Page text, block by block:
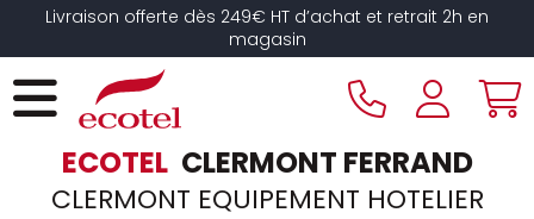
Livraison offerte dès 249€ HT d’achat et retrait 2h en
magasin
ECOTEL CLERMONT FERRAND
CLERMONT EQUIPEMENT HOTELIER
Panneau de gestion des cookies